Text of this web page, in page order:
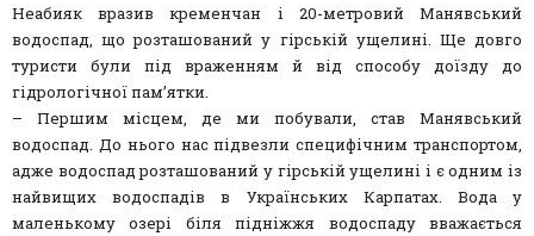
Неабияк вразив кременчан і 20-метровий Манявський
водоспад, що розташований у гірській ущелині. Ще довго
туристи були під враженням й від способу доїзду до
гідрологічної пам’ятки.
– Першим місцем, де ми побували, став Манявський
водоспад. До нього нас підвезли специфічним транспортом,
адже водоспад розташований у гірській ущелині і є одним із
найвищих водоспадів в Українських Карпатах. Вода у
маленькому озері біля підніжжя водоспаду вважається